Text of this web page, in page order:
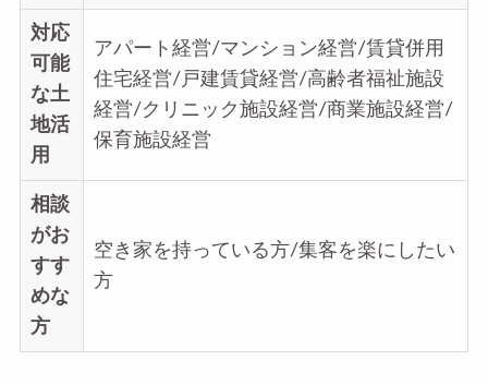
対応
可能
な土
地活
用
アパート経営/マンション経営/賃貸併用
住宅経営/戸建賃貸経営/高齢者福祉施設
経営/クリニック施設経営/商業施設経営/
保育施設経営
相談
がお
すす
めな
方
空き家を持っている方/集客を楽にしたい
方